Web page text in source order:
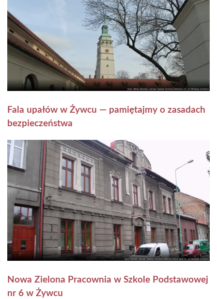
Fala upałów w Żywcu — pamiętajmy o zasadach
bezpieczeństwa
Nowa Zielona Pracownia w Szkole Podstawowej
nr 6 w Żywcu